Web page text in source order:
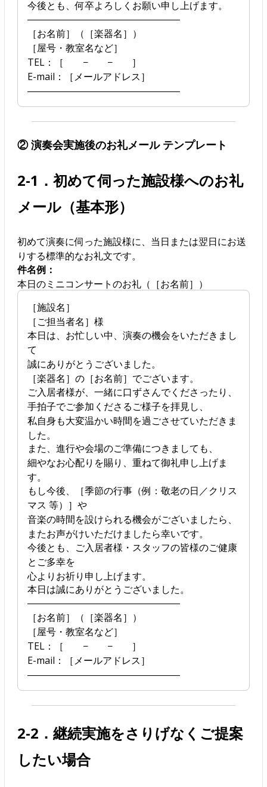
今後とも、何卒よろしくお願い申し上げます。
――――――――――――――――
［お名前］（［楽器名］）
［屋号・教室名など］
TEL：［ − − ］
E-mail：［メールアドレス］
――――――――――――――――
② 演奏会実施後のお礼メール テンプレート
2-1．初めて伺った施設様へのお礼
メール（基本形）
初めて演奏に伺った施設様に、当日または翌日にお送
りする標準的なお礼文です。
件名例：
本日のミニコンサートのお礼（［お名前］）
［施設名］
［ご担当者名］様
本日は、お忙しい中、演奏の機会をいただきまし
て
誠にありがとうございました。
［楽器名］の［お名前］でございます。
ご入居者様が、一緒に口ずさんでくださったり、
手拍子でご参加くださるご様子を拝見し、
私自身も大変温かい時間を過ごさせていただきま
した。
また、進行や会場のご準備につきましても、
細やなお心配りを賜り、重ねて御礼申し上げま
す。
もし今後、［季節の行事（例：敬老の日／クリス
マス 等）］や
音楽の時間を設けられる機会がございましたら、
またお声がけいただけましたら幸いです。
今後とも、ご入居者様・スタッフの皆様のご健康
とご多幸を
心よりお祈り申し上げます。
本日は誠にありがとうございました。
――――――――――――――――
［お名前］（［楽器名］）
［屋号・教室名など］
TEL：［ − − ］
E-mail：［メールアドレス］
――――――――――――――――
2-2．継続実施をさりげなくご提案
したい場合